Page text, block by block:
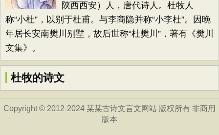
陕西西安）人，唐代诗人。杜牧人
称“小杜”，以别于杜甫。与李商隐并称“小李杜”。因晚
年居长安南樊川别墅，故后世称“杜樊川”，著有《樊川
文集》。
杜牧的诗文
Copyright © 2012-2024 某某古诗文言文网站 版权所有 非商用
版本